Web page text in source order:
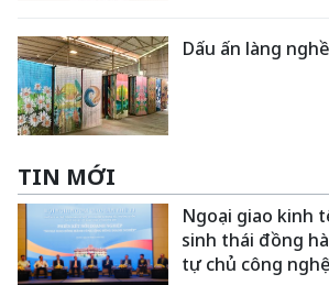
Dấu ấn làng
TIN MỚI
Ngoại giao kinh
sinh thái đồng
tự chủ công nghệ